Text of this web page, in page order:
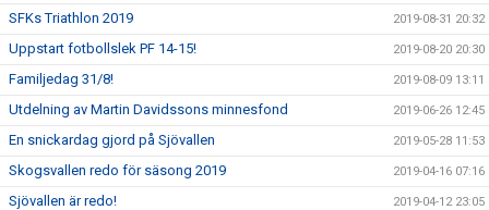
SFKs Triathlon 2019 2019-08-31 20:32
Uppstart fotbollslek PF 14-15! 2019-08-20 20:30
Familjedag 31/8! 2019-08-09 13:11
Utdelning av Martin Davidssons minnesfond 2019-06-26 12:45
En snickardag gjord på Sjövallen 2019-05-28 11:53
Skogsvallen redo för säsong 2019 2019-04-16 07:16
Sjövallen är redo! 2019-04-12 23:05